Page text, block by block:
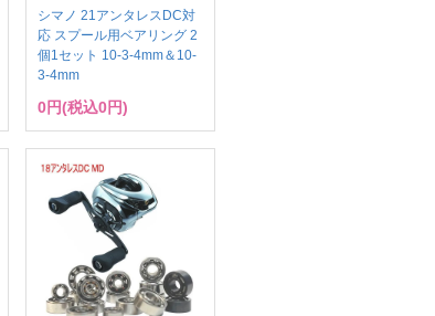
シマノ 21アンタレスDC対
応 スプール用ベアリング 2
個1セット 10-3-4mm＆10-
3-4mm
0円(税込0円)